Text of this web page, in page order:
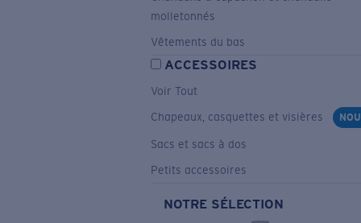
molletonnés
Vêtements du bas
ACCESSOIRES
Voir Tout
Chapeaux, casquettes et visières
Sacs et sacs à dos
Petits accessoires
NOTRE SÉLECTION